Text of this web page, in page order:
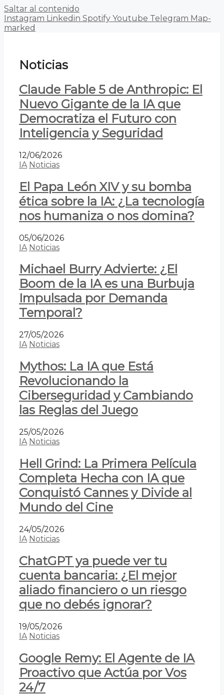
Saltar al contenido
Instagram Linkedin Spotify Youtube Telegram Map-
marked
Noticias
Claude Fable 5 de Anthropic: El
Nuevo Gigante de la IA que
Democratiza el Futuro con
Inteligencia y Seguridad
12/06/2026
IA Noticias
El Papa León XIV y su bomba
ética sobre la IA: ¿La tecnología
nos humaniza o nos domina?
05/06/2026
IA Noticias
Michael Burry Advierte: ¿El
Boom de la IA es una Burbuja
Impulsada por Demanda
Temporal?
27/05/2026
IA Noticias
Mythos: La IA que Está
Revolucionando la
Ciberseguridad y Cambiando
las Reglas del Juego
25/05/2026
IA Noticias
Hell Grind: La Primera Película
Completa Hecha con IA que
Conquistó Cannes y Divide al
Mundo del Cine
24/05/2026
IA Noticias
ChatGPT ya puede ver tu
cuenta bancaria: ¿El mejor
aliado financiero o un riesgo
que no debés ignorar?
19/05/2026
IA Noticias
Google Remy: El Agente de IA
Proactivo que Actúa por Vos
24/7